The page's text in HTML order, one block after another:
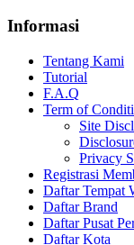
Informasi
Tentang Kami
Tutorial
F.A.Q
Term of
Site
Privacy
Registrasi
Daftar Tempat
Daftar Brand
Daftar Pusat
Daftar Kota